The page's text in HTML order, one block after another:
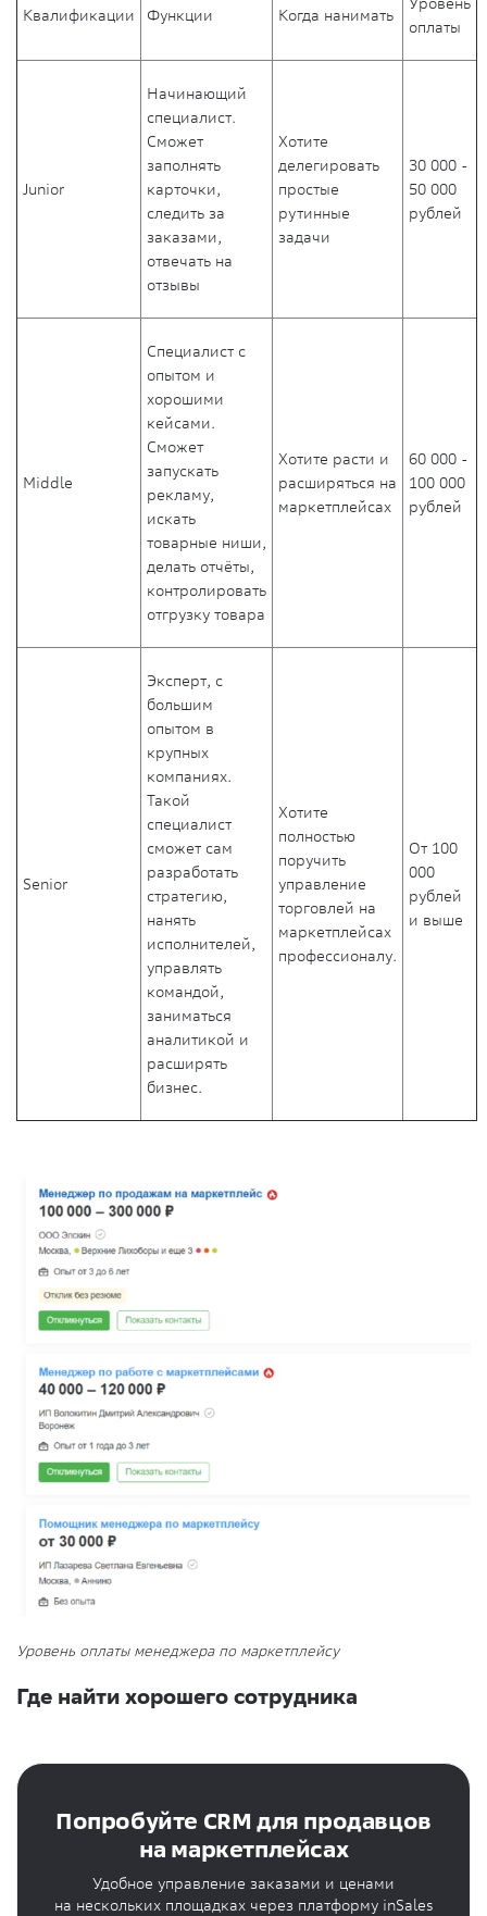
Квалификации Функции Когда нанимать
оплаты
Junior
Начинающий
специалист.
Сможет
заполнять
карточки,
следить за
заказами,
отвечать на
отзывы
Хотите
делегировать
простые
рутинные
задачи
30 000 -
50 000
рублей
Middle
Специалист с
опытом и
хорошими
кейсами.
Сможет
запускать
рекламу,
искать
товарные ниши,
делать отчёты,
контролировать
отгрузку товара
Хотите расти и
расширяться на
маркетплейсах
60 000 -
100 000
рублей
Senior
Эксперт, с
большим
опытом в
крупных
компаниях.
Такой
специалист
сможет сам
разработать
стратегию,
нанять
исполнителей,
управлять
командой,
заниматься
аналитикой и
расширять
бизнес.
Хотите
полностью
поручить
управление
торговлей на
маркетплейсах
профессионалу.
От 100
000
рублей
и выше
Уровень оплаты менеджера по маркетплейсу
Где найти хорошего сотрудника
Попробуйте CRM для продавцов
на маркетплейсах
Удобное управление заказами и ценами
на нескольких площадках через платформу inSales